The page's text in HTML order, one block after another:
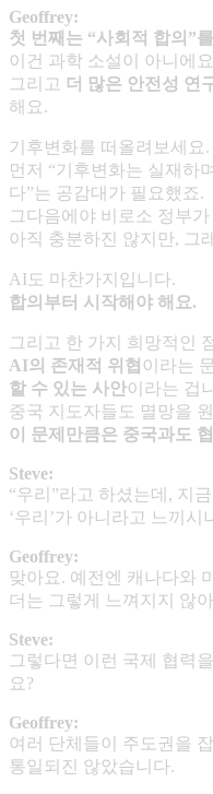
Geoffrey:
첫 번째는 “사회적 합의 ”
이건 과학 소설이 아니에
그리고 더 많은 안전성 연
해요.
기후변화를 떠올려보세요.
먼저 “기후변화는 실재하
다”는 공감대가 필요했죠.
그다음에야 비로소 정부
아직 충분하진 않지만, 그
AI도 마찬가지입니다.
합의부터 시작해야 해요.
그리고 한 가지 희망적인
AI의 존재적 위협 이라는
할 수 있는 사안이라는 겁
중국 지도자들도 멸망을
이 문제만큼은 중국과도
Steve:
“우리”라고 하셨는데, 지
‘우리’가 아니라고 느끼시
Geoffrey:
맞아요. 예전엔 캐나다와
더는 그렇게 느껴지지 않
Steve:
그렇다면 이런 국제 협력
요?
Geoffrey:
여러 단체들이 주도권을
통일되진 않았습니다.